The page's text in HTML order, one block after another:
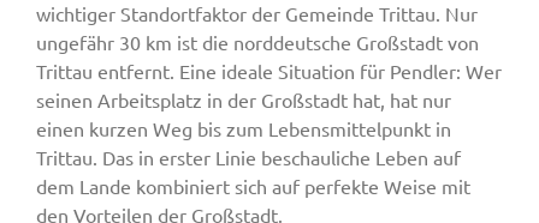
wichtiger Standortfaktor der Gemeinde Trittau. Nur
ungefähr 30 km ist die norddeutsche Großstadt von
Trittau entfernt. Eine ideale Situation für Pendler: Wer
seinen Arbeitsplatz in der Großstadt hat, hat nur
einen kurzen Weg bis zum Lebensmittelpunkt in
Trittau. Das in erster Linie beschauliche Leben auf
dem Lande kombiniert sich auf perfekte Weise mit
den Vorteilen der Großstadt.